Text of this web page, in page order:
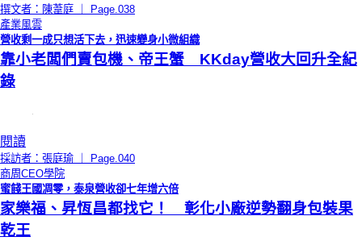
撰文者：陳葦庭 ｜ Page.038
產業風雲
營收剩一成只想活下去，迅速變身小微組織
靠小老闆們賣包機、帝王蟹 KKday營收大回升全紀
錄
閱讀
採訪者：張庭瑜 ｜ Page.040
商周CEO學院
蜜餞王國凋零，泰泉營收卻七年增六倍
家樂福、昇恆昌都找它！ 彰化小廠逆勢翻身包裝果
乾王